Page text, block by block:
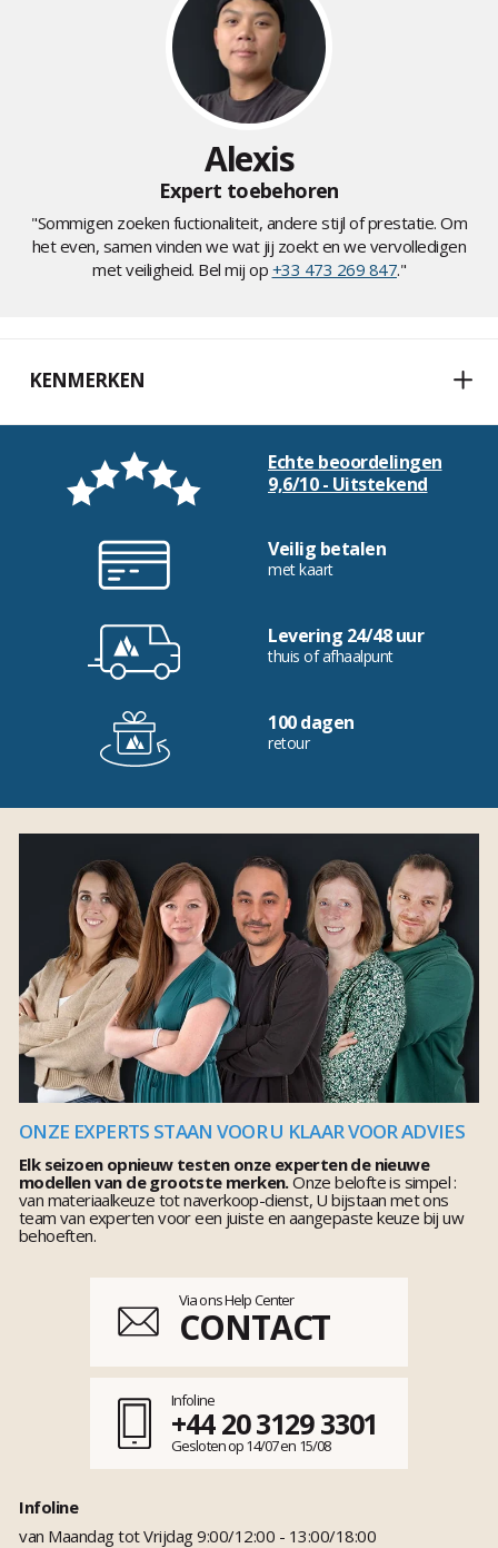
Alexis
Expert toebehoren
"Sommigen zoeken fuctionaliteit, andere stijl of prestatie. Om
het even, samen vinden we wat jij zoekt en we vervolledigen
met veiligheid. Bel mij op +33 473 269 847."
KENMERKEN
Echte beoordelingen
9,6/10 - Uitstekend
Veilig betalen
met kaart
Levering 24/48 uur
thuis of afhaalpunt
100 dagen
retour
ONZE EXPERTS STAAN VOOR U KLAAR VOOR ADVIES
Elk seizoen opnieuw testen onze experten de nieuwe
modellen van de grootste merken.Onze belofte is simpel :
van materiaalkeuze tot naverkoop-dienst, U bijstaan met ons
team van experten voor een juiste en aangepaste keuze bij uw
behoeften.
Via ons Help Center
CONTACT
Infoline
+44 20 3129 3301
Gesloten op 14/07 en 15/08
Infoline
van Maandag tot Vrijdag 9:00/12:00 - 13:00/18:00